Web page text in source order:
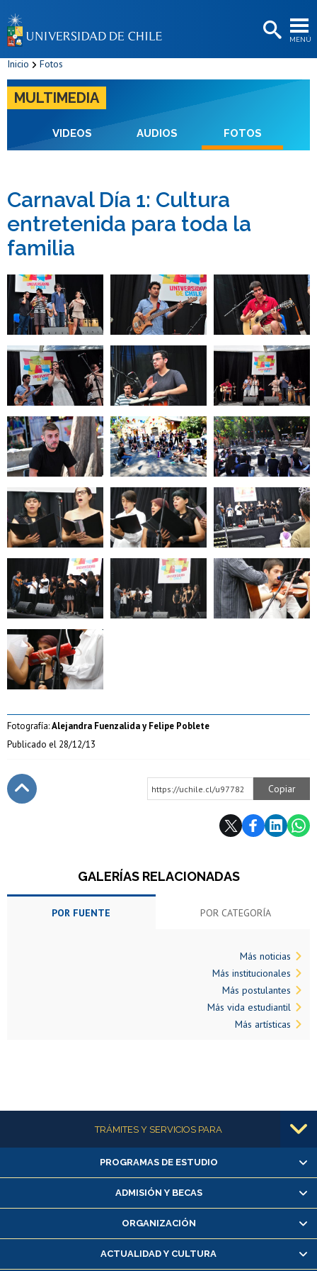
MENÚ
BIBLIOTECAS
Estudiantes
Funcionarias/os
Egresadas/os
Inicio Fotos
MULTIMEDIA
VIDEOS AUDIOS FOTOS
Carnaval Día 1: Cultura
entretenida para toda la
familia
Zoom Zoom
Zoom Zoom Zoom
Zoom Zoom Zoom
Zoom Zoom Zoom
Zoom Zoom
Zoom
Fotografía:Alejandra Fuenzalida y Felipe Poblete
Publicado el 28/12/13
https://uchile.cl/u97782 Copiar
GALERÍAS RELACIONADAS
POR FUENTE POR CATEGORÍA
Más noticias
Más institucionales
Más postulantes
Más vida estudiantil
Más artísticas
Más informaciónTRÁMITES Y SERVICIOS PARA
Alumnas/os y exalumnas/os
Matrícula en línea
Inscripción y cambio de asignaturas
Consulta y certificado de notas
Servicio médico y dental
PROGRAMAS DE ESTUDIO
ADMISIÓN Y BECAS
ORGANIZACIÓN
ACTUALIDAD Y CULTURA